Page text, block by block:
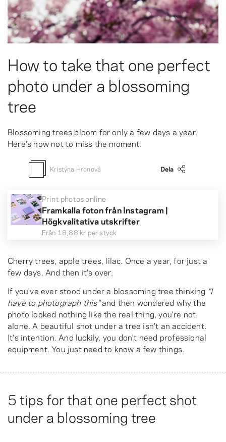
How to take that one perfect
photo under a blossoming
tree
Blossoming trees bloom for only a few days a year.
Here's how not to miss the moment.
Kristýna Hronová Dela
Print photos online
Framkalla foton från Instagram |
Högkvalitativa utskrifter
Från 18,88 kr per styck
Cherry trees, apple trees, lilac. Once a year, for just a
few days. And then it's over.
If you've ever stood under a blossoming tree thinking "I
have to photograph this"and then wondered why the
photo looked nothing like the real thing, you're not
alone. A beautiful shot under a tree isn't an accident.
It's intention. And luckily, you don't need professional
equipment. You just need to know a few things.
5 tips for that one perfect shot
under a blossoming tree